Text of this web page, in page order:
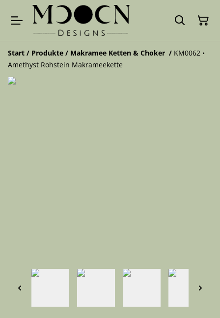
Start / Produkte / Makramee Ketten & Choker / KM0062 •
Amethyst Rohstein Makrameekette